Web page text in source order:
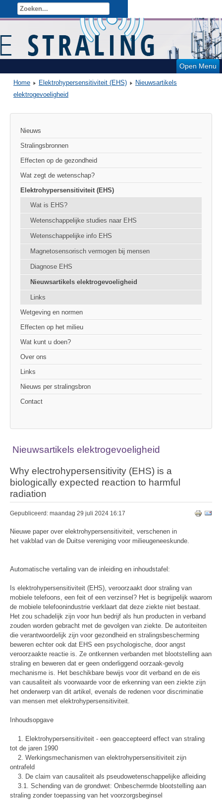
Open Menu
Home Elektrohypersensitiviteit (EHS)
Nieuwsartikels
elektrogevoeligheid
Nieuws
Stralingsbronnen
Effecten op de gezondheid
Wat zegt de wetenschap?
Elektrohypersensitiviteit (EHS)
Wat is EHS?
Wetenschappelijke studies naar EHS
Wetenschappelijke info EHS
Magnetosensorisch vermogen bij mensen
Diagnose EHS
Nieuwsartikels elektrogevoeligheid
Links
Wetgeving en normen
Effecten op het milieu
Wat kunt u doen?
Over ons
Links
Nieuws per stralingsbron
Contact
Nieuwsartikels elektrogevoeligheid
Why electrohypersensitivity (EHS) is a
biologically expected reaction to harmful
radiation
Gepubliceerd: maandag 29 juli 2024 16:17
Nieuwe paper over elektrohypersensitiviteit, verschenen in
het vakblad van de Duitse vereniging voor milieugeneeskunde.
Automatische vertaling van de inleiding en inhoudstafel:
Is elektrohypersensitiviteit (EHS), veroorzaakt door straling van
mobiele telefoons, een feit of een verzinsel? Het is begrijpelijk waarom
de mobiele telefoonindustrie verklaart dat deze ziekte niet bestaat.
Het zou schadelijk zijn voor hun bedrijf als hun producten in verband
zouden worden gebracht met de gevolgen van ziekte. De autoriteiten
die verantwoordelijk zijn voor gezondheid en stralingsbescherming
beweren echter ook dat EHS een psychologische, door angst
veroorzaakte reactie is. Ze ontkennen verbanden met blootstelling aan
straling en beweren dat er geen onderliggend oorzaak-gevolg
mechanisme is. Het beschikbare bewijs voor dit verband en de eis
van causaliteit als voorwaarde voor de erkenning van een ziekte zijn
het onderwerp van dit artikel, evenals de redenen voor discriminatie
van mensen met elektrohypersensitiviteit.
Inhoudsopgave
1. Elektrohypersensitiviteit - een geaccepteerd effect van straling
tot de jaren 1990
2. Werkingsmechanismen van elektrohypersensitiviteit zijn
ontrafeld
3. De claim van causaliteit als pseudowetenschappelijke afleiding
3.1. Schending van de grondwet: Onbeschermde blootstelling aan
straling zonder toepassing van het voorzorgsbeginsel